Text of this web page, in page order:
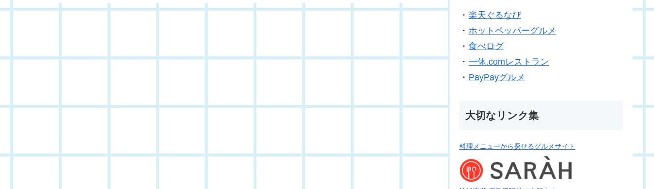
・ 楽天ぐるなび
・ ホットペッパーグルメ
・ 食べログ
・ 一休.comレストラン
・ PayPayグルメ
大切なリンク集
料理メニューから探せるグルメサイト